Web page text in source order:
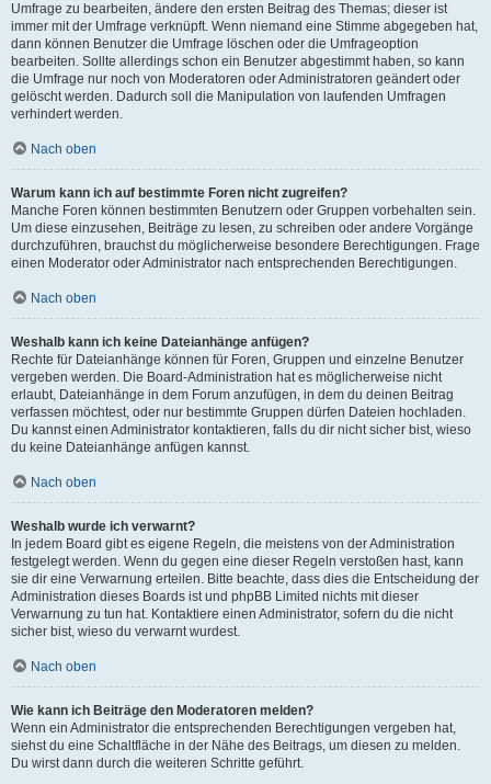
Umfrage zu bearbeiten, ändere den ersten Beitrag des Themas; dieser ist
immer mit der Umfrage verknüpft. Wenn niemand eine Stimme abgegeben hat,
dann können Benutzer die Umfrage löschen oder die Umfrageoption
bearbeiten. Sollte allerdings schon ein Benutzer abgestimmt haben, so kann
die Umfrage nur noch von Moderatoren oder Administratoren geändert oder
gelöscht werden. Dadurch soll die Manipulation von laufenden Umfragen
verhindert werden.
Nach oben
Warum kann ich auf bestimmte Foren nicht zugreifen?
Manche Foren können bestimmten Benutzern oder Gruppen vorbehalten sein.
Um diese einzusehen, Beiträge zu lesen, zu schreiben oder andere Vorgänge
durchzuführen, brauchst du möglicherweise besondere Berechtigungen. Frage
einen Moderator oder Administrator nach entsprechenden Berechtigungen.
Nach oben
Weshalb kann ich keine Dateianhänge anfügen?
Rechte für Dateianhänge können für Foren, Gruppen und einzelne Benutzer
vergeben werden. Die Board-Administration hat es möglicherweise nicht
erlaubt, Dateianhänge in dem Forum anzufügen, in dem du deinen Beitrag
verfassen möchtest, oder nur bestimmte Gruppen dürfen Dateien hochladen.
Du kannst einen Administrator kontaktieren, falls du dir nicht sicher bist, wieso
du keine Dateianhänge anfügen kannst.
Nach oben
Weshalb wurde ich verwarnt?
In jedem Board gibt es eigene Regeln, die meistens von der Administration
festgelegt werden. Wenn du gegen eine dieser Regeln verstoßen hast, kann
sie dir eine Verwarnung erteilen. Bitte beachte, dass dies die Entscheidung der
Administration dieses Boards ist und phpBB Limited nichts mit dieser
Verwarnung zu tun hat. Kontaktiere einen Administrator, sofern du die nicht
sicher bist, wieso du verwarnt wurdest.
Nach oben
Wie kann ich Beiträge den Moderatoren melden?
Wenn ein Administrator die entsprechenden Berechtigungen vergeben hat,
siehst du eine Schaltfläche in der Nähe des Beitrags, um diesen zu melden.
Du wirst dann durch die weiteren Schritte geführt.